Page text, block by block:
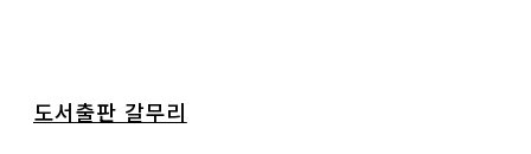
도서출판 갈무리